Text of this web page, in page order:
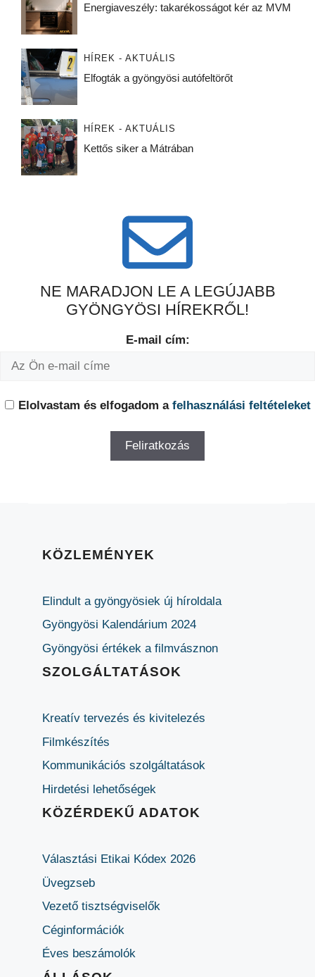
Energiaveszély: takarékosságot kér az MVM
HÍREK - AKTUÁLIS
Elfogták a gyöngyösi autófeltörőt
HÍREK - AKTUÁLIS
Kettős siker a Mátrában
NE MARADJON LE A LEGÚJABB
GYÖNGYÖSI HÍREKRŐL!
E-mail cím:
Elolvastam és elfogadom a felhasználási feltételeket
KÖZLEMÉNYEK
Elindult a gyöngyösiek új híroldala
Gyöngyösi Kalendárium 2024
Gyöngyösi értékek a filmvásznon
SZOLGÁLTATÁSOK
Kreatív tervezés és kivitelezés
Filmkészítés
Kommunikációs szolgáltatások
Hirdetési lehetőségek
KÖZÉRDEKŰ ADATOK
Választási Etikai Kódex 2026
Üvegzseb
Vezető tisztségviselők
Céginformációk
Éves beszámolók